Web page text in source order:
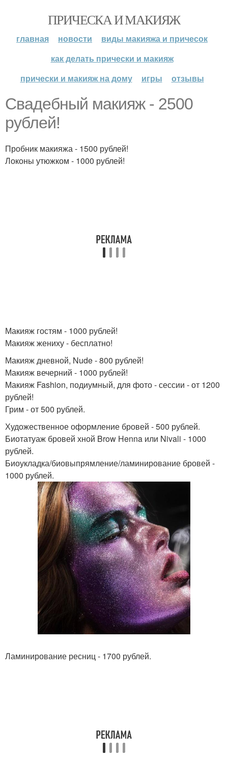
ПРИЧЕСКА И МАКИЯЖ
главная новости
виды макияжа и причесок
как делать прически и макияж
прически и макияж на дому
игры отзывы
Свадебный макияж - 2500
рублей!
Пробник макияжа - 1500 рублей!
Локоны утюжком - 1000 рублей!
Макияж гостям - 1000 рублей!
Макияж жениху - бесплатно!
Макияж дневной, Nude - 800 рублей!
Макияж вечерний - 1000 рублей!
Макияж Fashion, подиумный, для фото - сессии - от 1200
рублей!
Грим - от 500 рублей.
Художественное оформление бровей - 500 рублей.
Биотатуаж бровей хной Brow Henna или Nivali - 1000
рублей.
Биоукладка/биовыпрямление/ламинирование бровей -
1000 рублей.
Ламинирование ресниц - 1700 рублей.